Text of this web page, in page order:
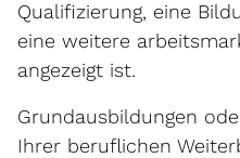
Qualifizierung, eine
eine weitere
angezeigt ist.
Grundausbildungen
Ihrer beruflichen